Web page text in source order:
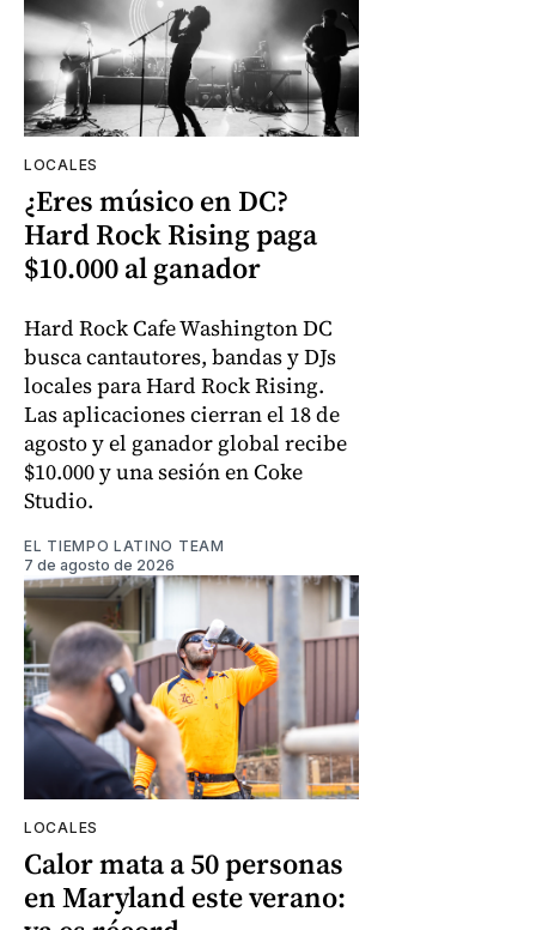
LOCALES
¿Eres músico en DC?
Hard Rock Rising paga
$10.000 al ganador
Hard Rock Cafe Washington DC
busca cantautores, bandas y DJs
locales para Hard Rock Rising.
Las aplicaciones cierran el 18 de
agosto y el ganador global recibe
$10.000 y una sesión en Coke
Studio.
EL TIEMPO LATINO TEAM
7 de agosto de 2026
LOCALES
Calor mata a 50 personas
en Maryland este verano: